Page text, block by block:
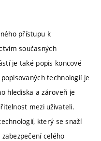
přístupu k
současných
je také popis koncové
technologií je
hlediska a zároveň je
mezi uživateli.
který se snaží
celého